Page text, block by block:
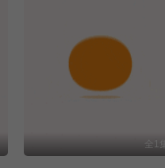
全1集